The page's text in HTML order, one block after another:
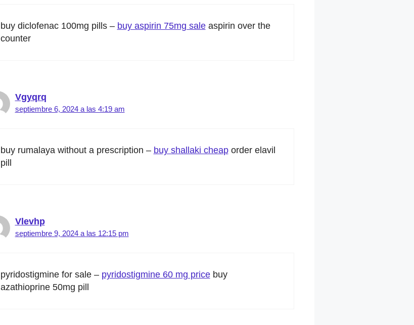
buy diclofenac 100mg pills – buy aspirin 75mg saleaspirin over the
counter
Vgyqrq
septiembre 6, 2024 a las 4:19 am
buy rumalaya without a prescription – buy shallaki cheaporder elavil
pill
Vlevhp
septiembre 9, 2024 a las 12:15 pm
pyridostigmine for sale – pyridostigmine 60 mg pricebuy
azathioprine 50mg pill